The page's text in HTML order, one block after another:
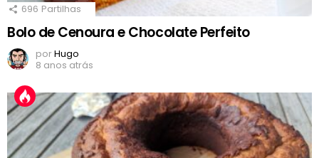
696 Partilhas
Bolo de Cenoura e Chocolate Perfeito
porHugo
8 anos atrás